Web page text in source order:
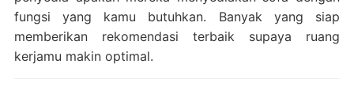
fungsi yang kamu butuhkan. Banyak yang siap
memberikan rekomendasi terbaik supaya ruang
kerjamu makin optimal.